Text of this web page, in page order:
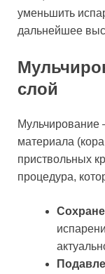
уменьшить
дальнейшее
слой
Мульчирование
материала
приствольных
процедура,